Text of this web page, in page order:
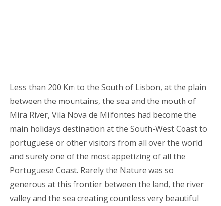
Less than 200 Km to the South of Lisbon, at the plain
between the mountains, the sea and the mouth of
Mira River, Vila Nova de Milfontes had become the
main holidays destination at the South-West Coast to
portuguese or other visitors from all over the world
and surely one of the most appetizing of all the
Portuguese Coast. Rarely the Nature was so
generous at this frontier between the land, the river
valley and the sea creating countless very beautiful